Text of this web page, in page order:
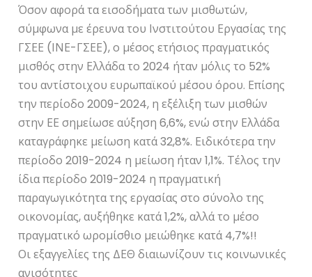
Όσον αφορά τα εισοδήματα των μισθωτών,
σύμφωνα με έρευνα του Ινστιτούτου Εργασίας της
ΓΣΕΕ (ΙΝΕ-ΓΣΕΕ), ο μέσος ετήσιος πραγματικός
μισθός στην Ελλάδα το 2024 ήταν μόλις το 52%
του αντίστοιχου ευρωπαϊκού μέσου όρου. Επίσης
την περίοδο 2009-2024, η εξέλιξη των μισθών
στην ΕΕ σημείωσε αύξηση 6,6%, ενώ στην Ελλάδα
καταγράφηκε μείωση κατά 32,8%. Ειδικότερα την
περίοδο 2019-2024 η μείωση ήταν 1,1%. Τέλος την
ίδια περίοδο 2019-2024 η πραγματική
παραγωγικότητα της εργασίας στο σύνολο της
οικονομίας, αυξήθηκε κατά 1,2%, αλλά το μέσο
πραγματικό ωρομίσθιο μειώθηκε κατά 4,7%!!
Οι εξαγγελίες της ΔΕΘ διαιωνίζουν τις κοινωνικές
ανισότητες